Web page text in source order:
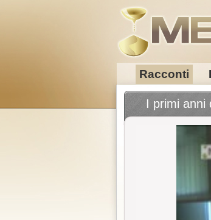
Racconti
I primi anni